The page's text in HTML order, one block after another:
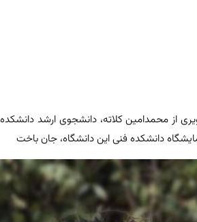
از محمدامین کلاته، دانشجوی ارشد
دانشکده فنی این دانشگاه، جان باخت